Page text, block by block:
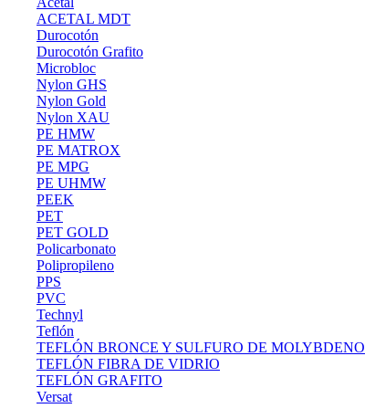
ACETAL MDT
Durocotón
Durocotón Grafito
Microbloc
Nylon GHS
Nylon Gold
Nylon XAU
PE HMW
PE MATROX
PE MPG
PE UHMW
PEEK
PET
PET GOLD
Policarbonato
Polipropileno
PPS
PVC
Technyl
Teflón
TEFLÓN BRONCE Y SULFURO DE MOLYBDENO
TEFLÓN FIBRA DE VIDRIO
TEFLÓN GRAFITO
Versat